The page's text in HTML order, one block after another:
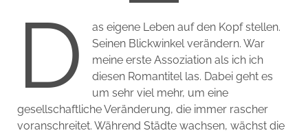
D
as eigene Leben auf den Kopf stellen.
Seinen Blickwinkel verändern. War
meine erste Assoziation als ich ich
diesen Romantitel las. Dabei geht es
um sehr viel mehr, um eine
gesellschaftliche Veränderung, die immer rascher
voranschreitet. Während Städte wachsen, wächst die